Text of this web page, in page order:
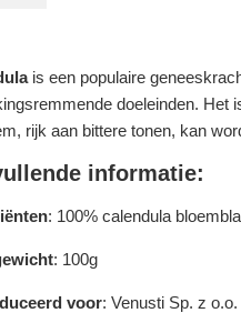
is een populaire
doeleinden. Het
rijk aan bittere tonen, kan
informatie:
: 100% calendula
: 100g
voor: Venusti Sp. z o.o.